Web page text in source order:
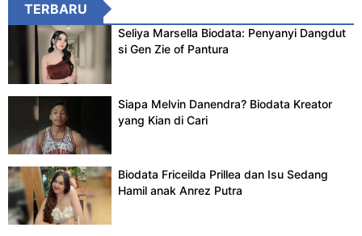
TERBARU
Seliya Marsella Biodata: Penyanyi Dangdut
si Gen Zie of Pantura
Siapa Melvin Danendra? Biodata Kreator
yang Kian di Cari
Biodata Friceilda Prillea dan Isu Sedang
Hamil anak Anrez Putra